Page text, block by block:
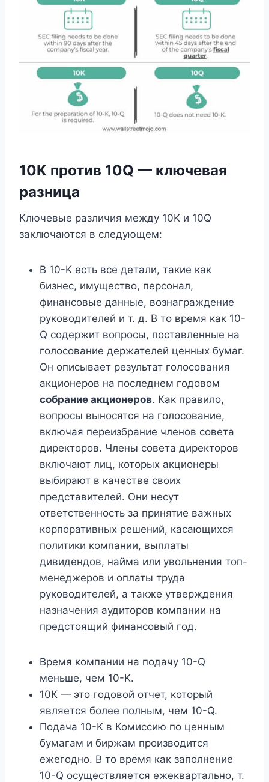
10K против 10Q — ключевая
разница
Ключевые различия между 10K и 10Q
заключаются в следующем:
В 10-K есть все детали, такие как
бизнес, имущество, персонал,
финансовые данные, вознаграждение
руководителей и т. д. В то время как 10-
Q содержит вопросы, поставленные на
голосование держателей ценных бумаг.
Он описывает результат голосования
акционеров на последнем годовом
собрание акционеров. Как правило,
вопросы выносятся на голосование,
включая переизбрание членов совета
директоров. Члены совета директоров
включают лиц, которых акционеры
выбирают в качестве своих
представителей. Они несут
ответственность за принятие важных
корпоративных решений, касающихся
политики компании, выплаты
дивидендов, найма или увольнения топ-
менеджеров и оплаты труда
руководителей, а также утверждения
назначения аудиторов компании на
предстоящий финансовый год.
Время компании на подачу 10-Q
меньше, чем 10-K.
10K — это годовой отчет, который
является более полным, чем 10-Q.
Подача 10-K в Комиссию по ценным
бумагам и биржам производится
ежегодно. В то время как заполнение
10-Q осуществляется ежеквартально, т.